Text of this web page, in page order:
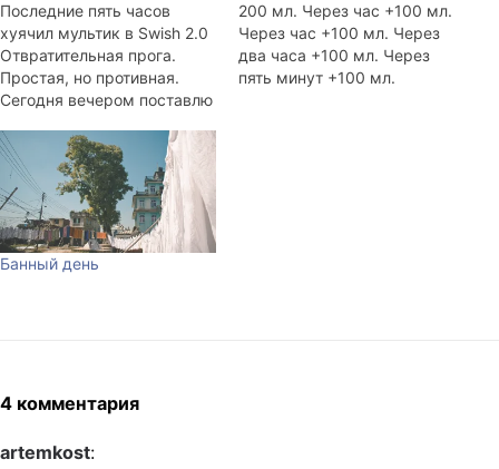
Последние пять часов
хуячил мультик в Swish 2.0
Отвратительная прога.
Простая, но противная.
Сегодня вечером поставлю
200 мл. Через час +100 мл.
Через час +100 мл. Через
два часа +100 мл. Через
пять минут +100 мл.
Банный день
4 комментария
artemkost: